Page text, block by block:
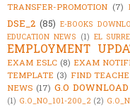
TRANSFER-PROMOTION (7)
DSE_2 (85) E-BOOKS
EDUCATION NEWS (1) EL
EMPLOYMENT
EXAM ESLC (8) EXAM
TEMPLATE (3) FIND
NEWS (17) G.O DOWNLOAD
(1) G.O_NO_101-200_2 (2)